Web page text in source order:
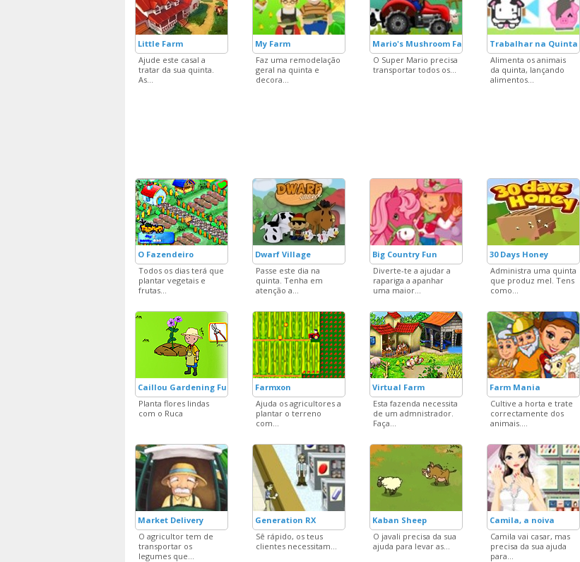
Little Farm
Ajude este casal a
tratar da sua quinta.
As...
My Farm
Faz uma remodelação
geral na quinta e
decora...
Mario's Mushroom Farm
O Super Mario precisa
transportar todos os...
Trabalhar na Quinta
Alimenta os animais
da quinta, lançando
alimentos...
O Fazendeiro
Todos os dias terá que
plantar vegetais e
frutas...
Dwarf Village
Passe este dia na
quinta. Tenha em
atenção a...
Big Country Fun
Diverte-te a ajudar a
rapariga a apanhar
uma maior...
30 Days Honey
Administra uma quinta
que produz mel. Tens
como...
Caillou Gardening Fun
Planta flores lindas
com o Ruca
Farmxon
Ajuda os agricultores a
plantar o terreno
com...
Virtual Farm
Esta fazenda necessita
de um admnistrador.
Faça...
Farm Mania
Cultive a horta e trate
correctamente dos
animais....
Market Delivery
O agricultor tem de
transportar os
legumes que...
Generation RX
Sê rápido, os teus
clientes necessitam...
Kaban Sheep
O javali precisa da sua
ajuda para levar as...
Camila, a noiva
Camila vai casar, mas
precisa da sua ajuda
para...